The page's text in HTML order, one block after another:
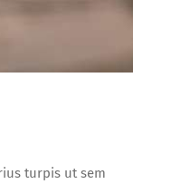
turpis ut sem